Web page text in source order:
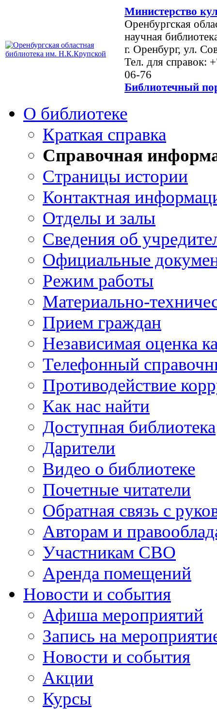
Министерство
Оренбургская
научная
г. Оренбург, ул.
Тел. для справок:
06-76
Библиотечный
О библиотеке
Краткая справка
Справочная
Страницы истории
Контактная
Отделы и залы
Сведения об
Официальные
Режим работы
Материально-
Прием граждан
Независимая оценка
Телефонный
Противодействие
Как нас найти
Доступная библиотека
Дарители
Видео о библиотеке
Почетные читатели
Обратная связь с
Авторам и
Участникам СВО
Аренда помещений
Новости и события
Афиша мероприятий
Запись на
Новости и события
Акции
Курсы